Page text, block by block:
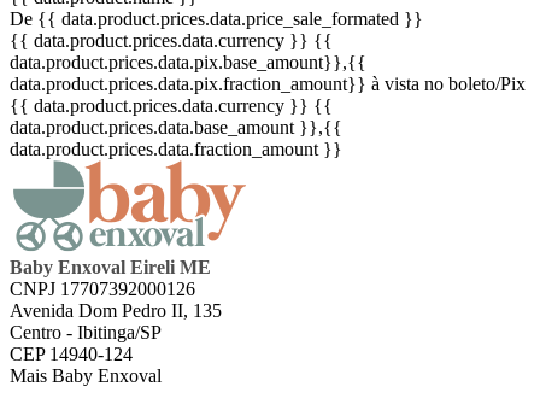
De {{ data.product.prices.data.price_sale_formated }}
{{ data.product.prices.data.currency }} {{
data.product.prices.data.pix.base_amount}},{{
data.product.prices.data.pix.fraction_amount}} à vista no boleto/Pix
{{ data.product.prices.data.currency }} {{
data.product.prices.data.base_amount }},{{
data.product.prices.data.fraction_amount }}
Baby Enxoval Eireli ME
CNPJ 17707392000126
Avenida Dom Pedro II, 135
Centro - Ibitinga/SP
CEP 14940-124
Mais Baby Enxoval